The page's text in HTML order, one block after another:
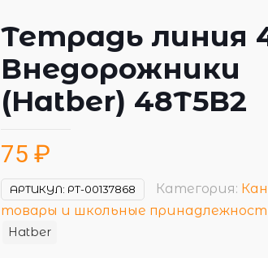
Тетрадь линия
Внедорожники
(Hatber) 48Т5В2
75 ₽
АРТИКУЛ: РТ-00137868 Категория:
товары и школьные
Hatber